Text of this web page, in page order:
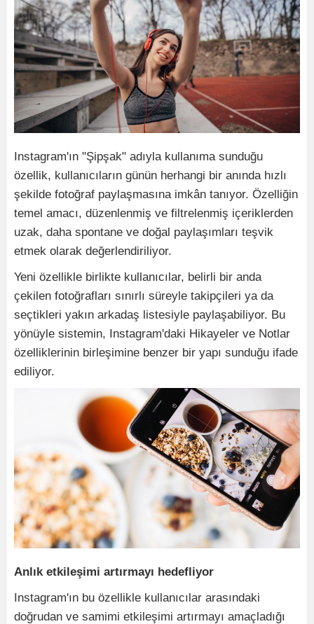
Instagram'ın "Şipşak" adıyla kullanıma sunduğu
özellik, kullanıcıların günün herhangi bir anında hızlı
şekilde fotoğraf paylaşmasına imkân tanıyor. Özelliğin
temel amacı, düzenlenmiş ve filtrelenmiş içeriklerden
uzak, daha spontane ve doğal paylaşımları teşvik
etmek olarak değerlendiriliyor.
Yeni özellikle birlikte kullanıcılar, belirli bir anda
çekilen fotoğrafları sınırlı süreyle takipçileri ya da
seçtikleri yakın arkadaş listesiyle paylaşabiliyor. Bu
yönüyle sistemin, Instagram'daki Hikayeler ve Notlar
özelliklerinin birleşimine benzer bir yapı sunduğu ifade
ediliyor.
Anlık etkileşimi artırmayı hedefliyor
Instagram'ın bu özellikle kullanıcılar arasındaki
doğrudan ve samimi etkileşimi artırmayı amaçladığı